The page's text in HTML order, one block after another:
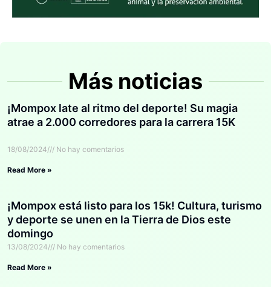
Más noticias
¡Mompox late al ritmo del deporte! Su magia
atrae a 2.000 corredores para la carrera 15K
18/08/2024 No hay comentarios
Read More »
¡Mompox está listo para los 15k! Cultura, turismo
y deporte se unen en la Tierra de Dios este
domingo
13/08/2024 No hay comentarios
Read More »